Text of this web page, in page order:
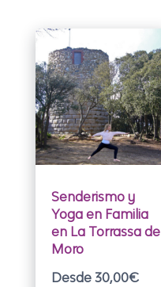
Senderismo y
Yoga en Familia
en La Torrassa del
Moro
Desde 30,00€